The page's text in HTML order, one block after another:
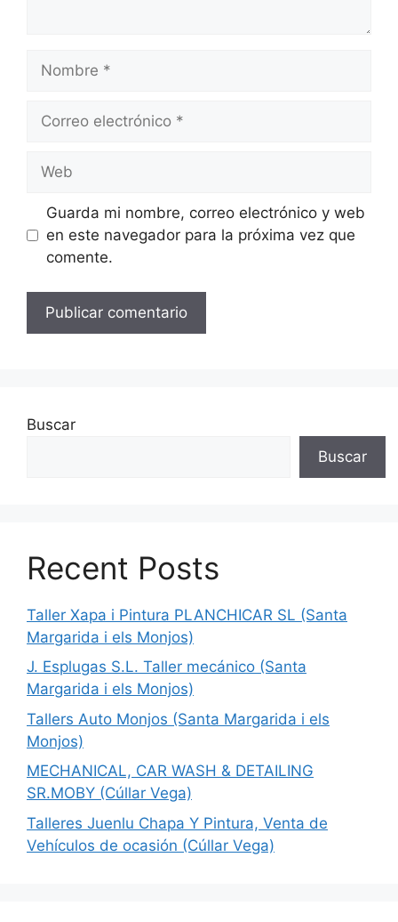
Nombre
Correo
Web
Guarda mi nombre, correo electrónico y web
en este navegador para la próxima vez que
comente.
Buscar
Buscar
Recent Posts
Taller Xapa i Pintura PLANCHICAR SL (Santa
Margarida i els Monjos)
J. Esplugas S.L. Taller mecánico (Santa
Margarida i els Monjos)
Tallers Auto Monjos (Santa Margarida i els
Monjos)
MECHANICAL, CAR WASH & DETAILING
SR.MOBY (Cúllar Vega)
Talleres Juenlu Chapa Y Pintura, Venta de
Vehículos de ocasión (Cúllar Vega)